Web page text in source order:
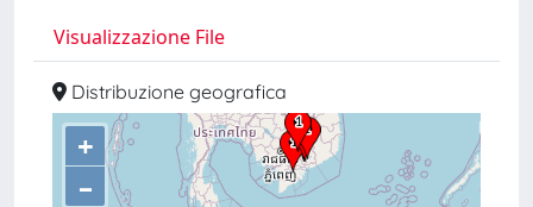
Visualizzazione File
Distribuzione geografica
+
–